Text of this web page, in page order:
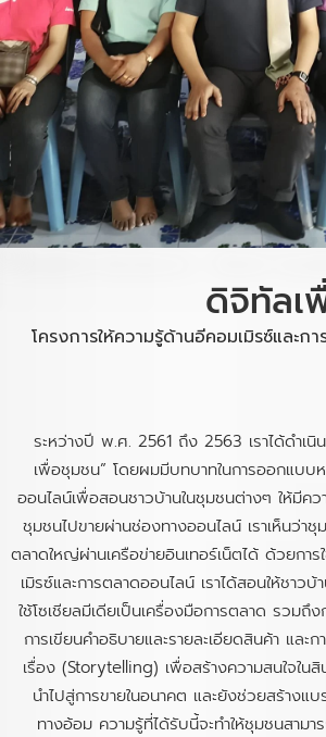
ดิจิทัลเ
โครงการให้ความรู้ด้านอีคอมเมิรซ์และก
ระหว่างปี พ.ศ. 2561 ถึง 2563 เราได้ดำเนิ
เพื่อชุมชน” โดยผมมีบทบาทในการออกแบบ
ออนไลน์เพื่อสอนชาวบ้านในชุมชนต่างๆ ให้มีคว
ชุมชนไปขายผ่านช่องทางออนไลน์ เราเห็นว่าชุ
ตลาดใหญ่ผ่านเครือข่ายอินเทอร์เน็ตได้ ด้วยการ
เมิรซ์และการตลาดออนไลน์ เราได้สอนให้ชาว
ใช้โซเชียลมีเดียเป็นเครื่องมือการตลาด รวมถึ
การเขียนคำอธิบายและรายละเอียดสินค้า และก
เรื่อง (Storytelling) เพื่อสร้างความสนใจใน
นำไปสู่การขายในอนาคต และยังช่วยสร้างแ
ทางอ้อม ความรู้ที่ได้รับนี้จะทำให้ชุมชนสาม